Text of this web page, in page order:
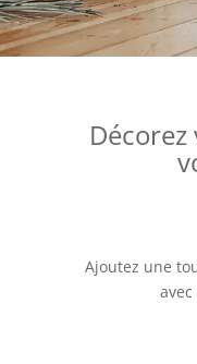
Décorez
Ajoutez une